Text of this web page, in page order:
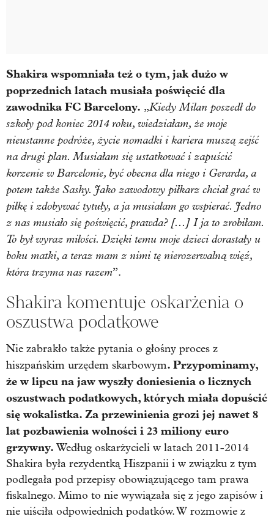
Shakira wspomniała też o tym, jak dużo w
poprzednich latach musiała poświęcić dla
zawodnika FC Barcelony. „Kiedy Milan poszedł do
szkoły pod koniec 2014 roku, wiedziałam, że moje
nieustanne podróże, życie nomadki i kariera muszą zejść
na drugi plan. Musiałam się ustatkować i zapuścić
korzenie w Barcelonie, być obecna dla niego i Gerarda, a
potem także Sashy. Jako zawodowy piłkarz chciał grać w
piłkę i zdobywać tytuły, a ja musiałam go wspierać. Jedno
z nas musiało się poświęcić, prawda? [...] I ja to zrobiłam.
To był wyraz miłości. Dzięki temu moje dzieci dorastały u
boku matki, a teraz mam z nimi tę nierozerwalną więź,
która trzyma nas razem”.
Shakira komentuje oskarżenia o
oszustwa podatkowe
Nie zabrakło także pytania o głośny proces z
hiszpańskim urzędem skarbowym. Przypominamy,
że w lipcu na jaw wyszły doniesienia o licznych
oszustwach podatkowych, których miała dopuścić
się wokalistka. Za przewinienia grozi jej nawet 8
lat pozbawienia wolności i 23 miliony euro
grzywny. Według oskarżycieli w latach 2011-2014
Shakira była rezydentką Hiszpanii i w związku z tym
podlegała pod przepisy obowiązującego tam prawa
fiskalnego. Mimo to nie wywiązała się z jego zapisów i
nie uiściła odpowiednich podatków. W rozmowie z